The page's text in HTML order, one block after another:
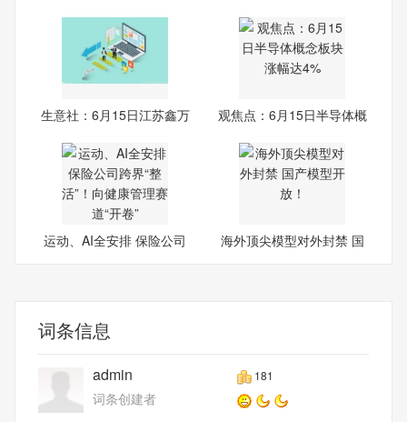
生意社：6月15日江苏鑫万
观焦点：6月15日半导体概
运动、AI全安排 保险公司
海外顶尖模型对外封禁 国
词条信息
admin 181
词条创建者